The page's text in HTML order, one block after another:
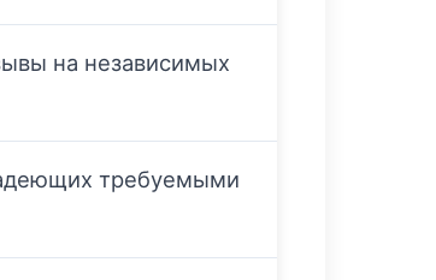
на независимых
требуемыми